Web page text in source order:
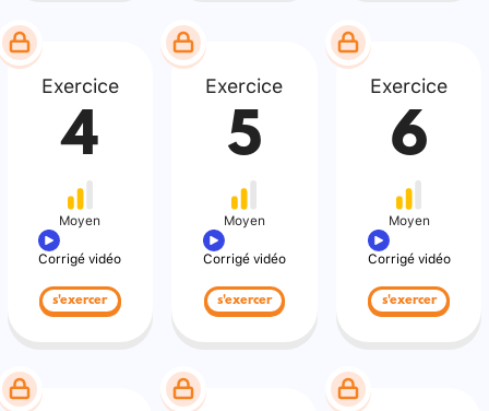
Exercice
4
Moyen
Corrigé vidéo
s'exercer
Exercice
5
Moyen
Corrigé vidéo
s'exercer
Exercice
6
Moyen
Corrigé vidéo
s'exercer